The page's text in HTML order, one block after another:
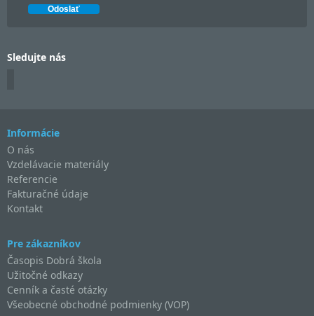
Sledujte nás
Informácie
O nás
Vzdelávacie materiály
Referencie
Fakturačné údaje
Kontakt
Pre zákazníkov
Časopis Dobrá škola
Užitočné odkazy
Cenník a časté otázky
Všeobecné obchodné podmienky (VOP)